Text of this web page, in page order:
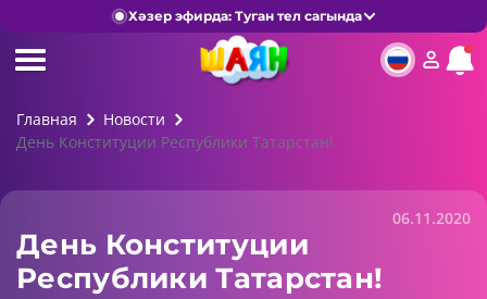
Хәзер эфирда: Туган тел сагында
Главная
Новости
День Конституции Республики Татарстан!
06.11.2020
День Конституции
Республики Татарстан!